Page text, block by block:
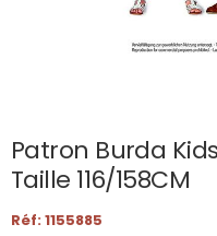
Patron Burda
Taille 116/158CM
Réf: 1155885